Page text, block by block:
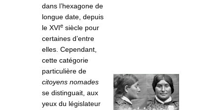
dans l’hexagone de
longue date, depuis
le XVIe siècle pour
certaines d’entre
elles. Cependant,
cette catégorie
particulière de
citoyens nomades
se distinguait, aux
yeux du législateur